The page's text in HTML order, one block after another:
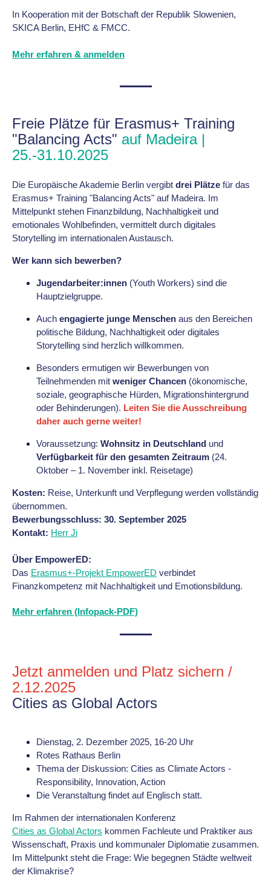
In Kooperation mit der Botschaft der Republik Slowenien,
SKICA Berlin, EHfC & FMCC.
Mehr erfahren & anmelden
Freie Plätze für Erasmus+ Training
"Balancing Acts" auf Madeira |
25.-31.10.2025
Die Europäische Akademie Berlin vergibt drei Plätze für das
Erasmus+ Training "Balancing Acts" auf Madeira. Im
Mittelpunkt stehen Finanzbildung, Nachhaltigkeit und
emotionales Wohlbefinden, vermittelt durch digitales
Storytelling im internationalen Austausch.
Wer kann sich bewerben?
Jugendarbeiter:innen (Youth Workers) sind die
Hauptzielgruppe.
Auch engagierte junge Menschen aus den Bereichen
politische Bildung, Nachhaltigkeit oder digitales
Storytelling sind herzlich willkommen.
Besonders ermutigen wir Bewerbungen von
Teilnehmenden mit weniger Chancen (ökonomische,
soziale, geographische Hürden, Migrationshintergrund
oder Behinderungen). Leiten Sie die Ausschreibung
daher auch gerne weiter!
Voraussetzung: Wohnsitz in Deutschland und
Verfügbarkeit für den gesamten Zeitraum (24.
Oktober – 1. November inkl. Reisetage)
Kosten: Reise, Unterkunft und Verpflegung werden vollständig
übernommen.
Bewerbungsschluss: 30. September 2025
Kontakt: Herr Ji
Über EmpowerED:
Das Erasmus+-Projekt EmpowerED verbindet
Finanzkompetenz mit Nachhaltigkeit und Emotionsbildung.
Mehr erfahren (Infopack-PDF)
Jetzt anmelden und Platz sichern /
2.12.2025
Cities as Global Actors
Dienstag, 2. Dezember 2025, 16-20 Uhr
Rotes Rathaus Berlin
Thema der Diskussion: Cities as Climate Actors -
Responsibility, Innovation, Action
Die Veranstaltung findet auf Englisch statt.
Im Rahmen der internationalen Konferenz
Cities as Global Actors kommen Fachleute und Praktiker aus
Wissenschaft, Praxis und kommunaler Diplomatie zusammen.
Im Mittelpunkt steht die Frage: Wie begegnen Städte weltweit
der Klimakrise?